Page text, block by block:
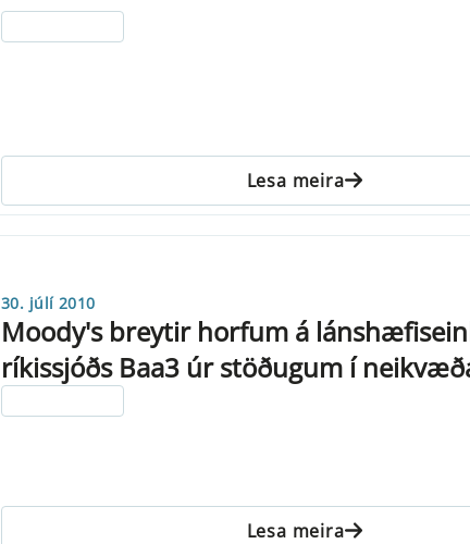
Lesa meira
30. júlí 2010
Moody's breytir horfum á
ríkissjóðs Baa3 úr stöðugum í
Lesa meira